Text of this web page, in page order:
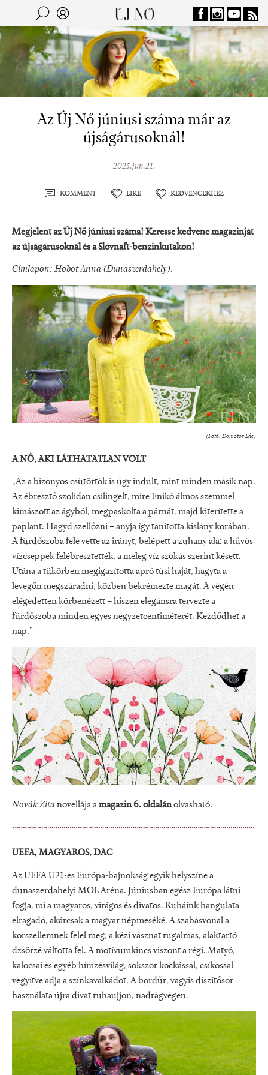
Jump to navigation
Kereső
Az Új Nő júniusi száma már az
újságárusoknál!
2025.jún.21.
KOMMENT LIKE KEDVENCEKHEZ
Megjelent az Új Nőjúniusiszáma! Keresse kedvenc magazinját
az újságárusoknál és aSlovnaft-benzinkutakon!
Címlapon: Hobot Anna (Dunaszerdahely).
(Fotó: Dömötör Ede)
A NŐ, AKI LÁTHATATLAN VOLT
„Az a bizonyos csütörtök is úgy indult, mint minden másik nap.
Az ébresztő szolidan csilingelt, mire Enikő álmos szemmel
kimászott az ágyból, megpaskolta a párnát, majd kiterítette a
paplant. Hagyd szellőzni – anyja így tanította kislány korában.
A fürdőszoba felé vette az irányt, belépett a zuhany alá: a hűvös
vízcseppek felébresztették, a meleg víz szokás szerint késett.
Utána a tükörben megigazította apró tüsi haját, hagyta a
levegőn megszáradni, közben bekrémezte magát. A végén
elégedetten körbenézett – hiszen elegánsra tervezte a
fürdőszoba minden egyes négyzetcentiméterét. Kezdődhet a
nap.”
Novák Zitanovellája amagazin 6. oldalánolvasható.
UEFA, MAGYAROS, DAC
Az UEFA U21-es Európa-bajnokság egyik helyszíne a
dunaszerdahelyi MOL Aréna. Júniusban egész Európa látni
fogja, mi a magyaros, virágos és divatos. Ruháink hangulata
elragadó, akárcsak a magyar népmeséké. A szabásvonal a
korszellemnek felel meg, a kézi vásznat rugalmas, alaktartó
dzsörzé váltotta fel. A motívumkincs viszont a régi. Matyó,
kalocsai és egyéb hímzésvilág, sokszor kockással, csíkossal
vegyítve adja a színkavalkádot. A bordűr, vagyis díszítősor
használata újra divat ruhaujjon, nadrágvégen.